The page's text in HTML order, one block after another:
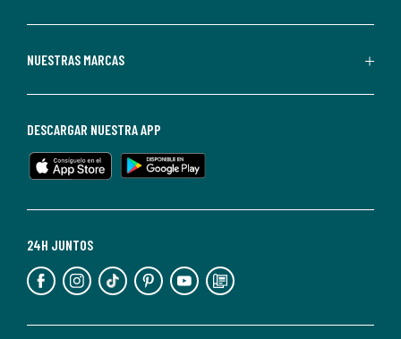
Redoute.
de
en
cualquier
Para
información,
puedes
NUESTRAS MARCAS
24H JUNTOS
DESCARGAR NUESTRA APP